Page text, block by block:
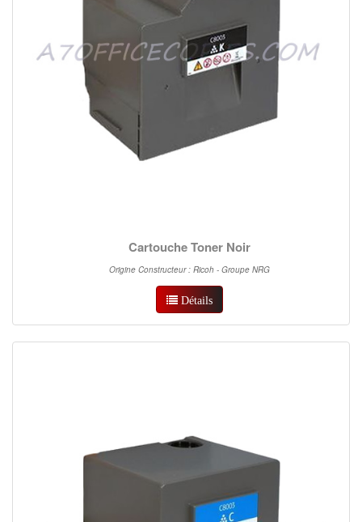
Cartouche Toner Noir
Origine Constructeur : Ricoh - Groupe NRG
Détails